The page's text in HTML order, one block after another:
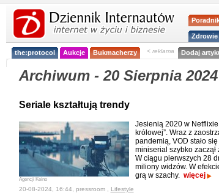
the:protocol Aukcje Bukmacherzy < reklama Dodaj
Archiwum - 20 Sierpnia 2024
Seriale kształtują trendy
Agencji Keino
Jesienią 2020 w
królowej”. Wraz z
pandemią, VOD stało
miniserial szybko
W ciągu pierwszych 28
miliony widzów. W
grą w szachy. więcej
20-08-2024, 16:44, pressroom , Lifestyle